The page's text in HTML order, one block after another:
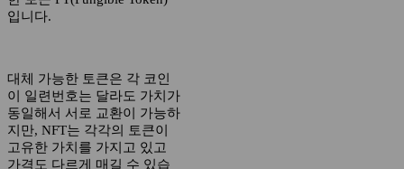
입니다.
대체 가능한 토큰은 각 코인
이 일련번호는 달라도 가치가
동일해서 서로 교환이 가능하
지만, NFT는 각각의 토큰이
고유한 가치를 가지고 있고
가격도 다르게 매길 수 있습